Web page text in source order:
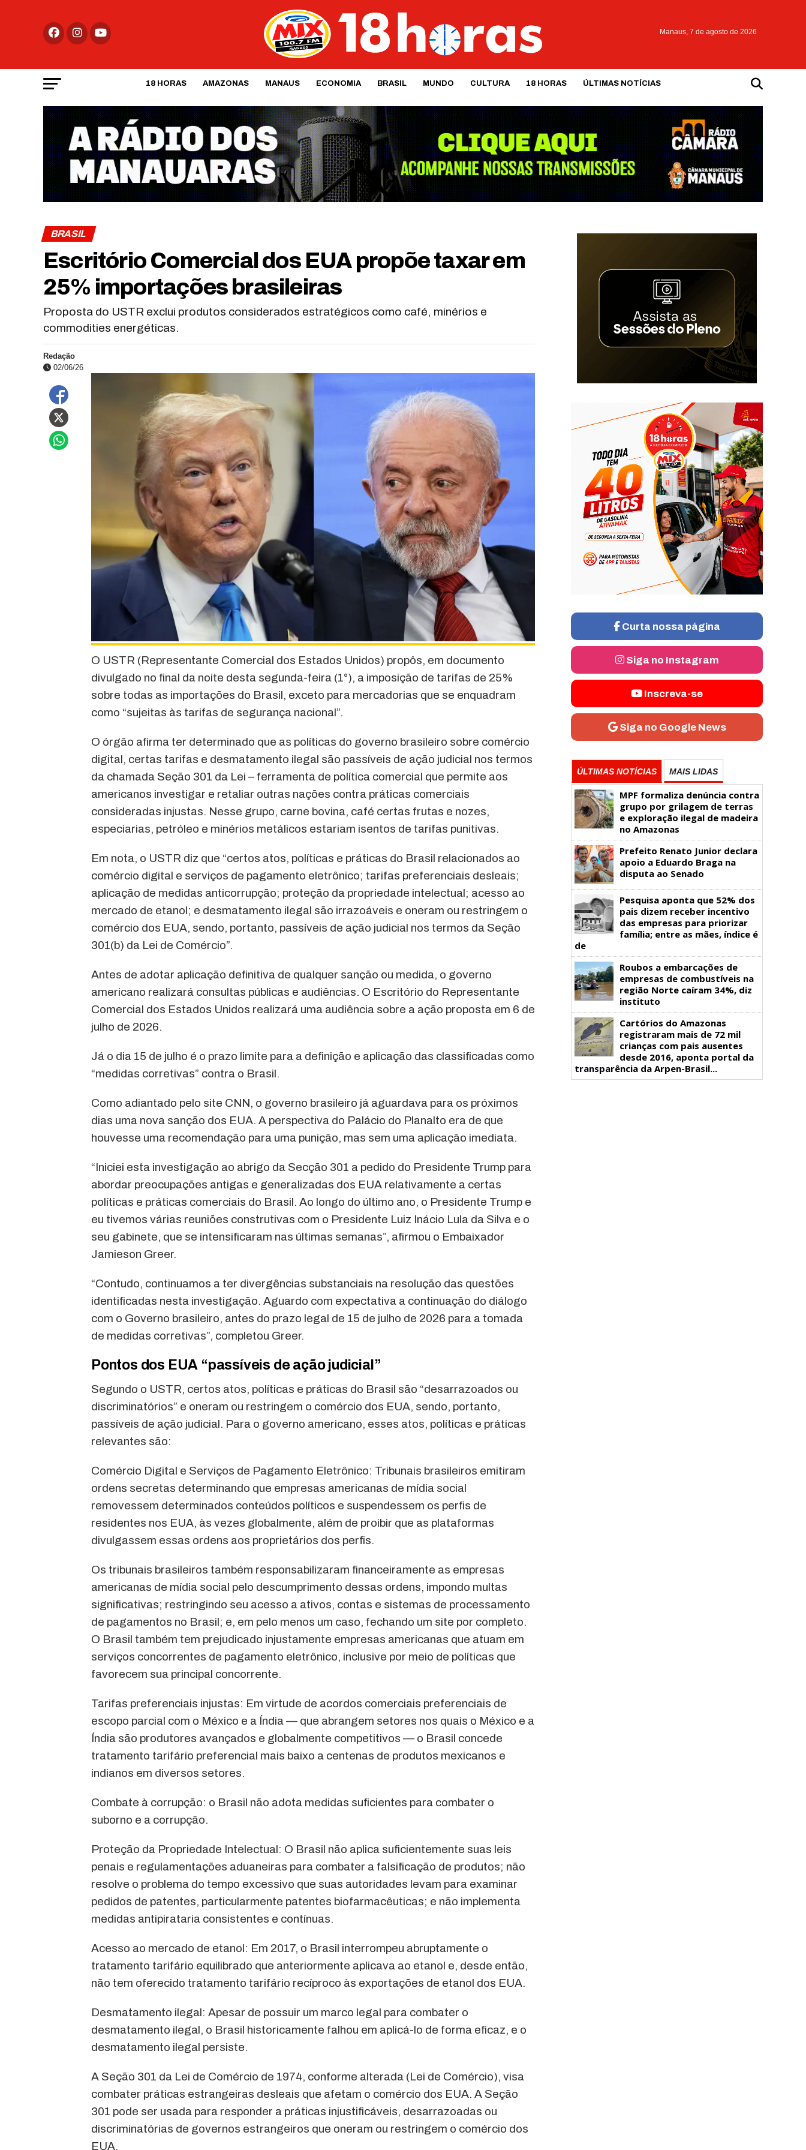
Manaus, 7 de agosto de 2026
18 HORAS AMAZONAS MANAUS ECONOMIA BRASIL MUNDO CULTURA 18 HORAS ÚLTIMAS NOTÍCIAS
BRASIL
Escritório Comercial dos EUA propõe taxar em
25% importações brasileiras
Proposta do USTR exclui produtos considerados estratégicos como café, minérios e
commodities energéticas.
Redação
02/06/26
O USTR (Representante Comercial dos Estados Unidos) propôs, em documento
divulgado no final da noite desta segunda-feira (1°), a imposição de tarifas de 25%
sobre todas as importações do Brasil, exceto para mercadorias que se enquadram
como “sujeitas às tarifas de segurança nacional”.
O órgão afirma ter determinado que as políticas do governo brasileiro sobre comércio
digital, certas tarifas e desmatamento ilegal são passíveis de ação judicial nos termos
da chamada Seção 301 da Lei – ferramenta de política comercial que permite aos
americanos investigar e retaliar outras nações contra práticas comerciais
consideradas injustas. Nesse grupo, carne bovina, café certas frutas e nozes,
especiarias, petróleo e minérios metálicos estariam isentos de tarifas punitivas.
Em nota, o USTR diz que “certos atos, políticas e práticas do Brasil relacionados ao
comércio digital e serviços de pagamento eletrônico; tarifas preferenciais desleais;
aplicação de medidas anticorrupção; proteção da propriedade intelectual; acesso ao
mercado de etanol; e desmatamento ilegal são irrazoáveis ​​e oneram ou restringem o
comércio dos EUA, sendo, portanto, passíveis de ação judicial nos termos da Seção
301(b) da Lei de Comércio”.
Antes de adotar aplicação definitiva de qualquer sanção ou medida, o governo
americano realizará consultas públicas e audiências. O Escritório do Representante
Comercial dos Estados Unidos realizará uma audiência sobre a ação proposta em 6 de
julho de 2026.
Já o dia 15 de julho é o prazo limite para a definição e aplicação das classificadas como
“medidas corretivas” contra o Brasil.
Como adiantado pelo site CNN, o governo brasileiro já aguardava para os próximos
dias uma nova sanção dos EUA. A perspectiva do Palácio do Planalto era de que
houvesse uma recomendação para uma punição, mas sem uma aplicação imediata.
“Iniciei esta investigação ao abrigo da Secção 301 a pedido do Presidente Trump para
abordar preocupações antigas e generalizadas dos EUA relativamente a certas
políticas e práticas comerciais do Brasil. Ao longo do último ano, o Presidente Trump e
eu tivemos várias reuniões construtivas com o Presidente Luiz Inácio Lula da Silva e o
seu gabinete, que se intensificaram nas últimas semanas”, afirmou o Embaixador
Jamieson Greer.
“Contudo, continuamos a ter divergências substanciais na resolução das questões
identificadas nesta investigação. Aguardo com expectativa a continuação do diálogo
com o Governo brasileiro, antes do prazo legal de 15 de julho de 2026 para a tomada
de medidas corretivas”, completou Greer.
Pontos dos EUA “passíveis de ação judicial”
Segundo o USTR, certos atos, políticas e práticas do Brasil são “desarrazoados ou
discriminatórios” e oneram ou restringem o comércio dos EUA, sendo, portanto,
passíveis de ação judicial. Para o governo americano, esses atos, políticas e práticas
relevantes são:
Comércio Digital e Serviços de Pagamento Eletrônico: Tribunais brasileiros emitiram
ordens secretas determinando que empresas americanas de mídia social
removessem determinados conteúdos políticos e suspendessem os perfis de
residentes nos EUA, às vezes globalmente, além de proibir que as plataformas
divulgassem essas ordens aos proprietários dos perfis.
Os tribunais brasileiros também responsabilizaram financeiramente as empresas
americanas de mídia social pelo descumprimento dessas ordens, impondo multas
significativas; restringindo seu acesso a ativos, contas e sistemas de processamento
de pagamentos no Brasil; e, em pelo menos um caso, fechando um site por completo.
O Brasil também tem prejudicado injustamente empresas americanas que atuam em
serviços concorrentes de pagamento eletrônico, inclusive por meio de políticas que
favorecem sua principal concorrente.
Tarifas preferenciais injustas: Em virtude de acordos comerciais preferenciais de
escopo parcial com o México e a Índia — que abrangem setores nos quais o México e a
Índia são produtores avançados e globalmente competitivos — o Brasil concede
tratamento tarifário preferencial mais baixo a centenas de produtos mexicanos e
indianos em diversos setores.
Combate à corrupção: o Brasil não adota medidas suficientes para combater o
suborno e a corrupção.
Proteção da Propriedade Intelectual: O Brasil não aplica suficientemente suas leis
penais e regulamentações aduaneiras para combater a falsificação de produtos; não
resolve o problema do tempo excessivo que suas autoridades levam para examinar
pedidos de patentes, particularmente patentes biofarmacêuticas; e não implementa
medidas antipirataria consistentes e contínuas.
Acesso ao mercado de etanol: Em 2017, o Brasil interrompeu abruptamente o
tratamento tarifário equilibrado que anteriormente aplicava ao etanol e, desde então,
não tem oferecido tratamento tarifário recíproco às exportações de etanol dos EUA.
Desmatamento ilegal: Apesar de possuir um marco legal para combater o
desmatamento ilegal, o Brasil historicamente falhou em aplicá-lo de forma eficaz, e o
desmatamento ilegal persiste.
A Seção 301 da Lei de Comércio de 1974, conforme alterada (Lei de Comércio), visa
combater práticas estrangeiras desleais que afetam o comércio dos EUA. A Seção
301 pode ser usada para responder a práticas injustificáveis, desarrazoadas ou
discriminatórias de governos estrangeiros que oneram ou restringem o comércio dos
EUA.
Curta nossa página
Siga no Instagram
Inscreva-se
Siga no Google News
ÚLTIMAS NOTÍCIAS MAIS LIDAS
MPF formaliza denúncia contra
grupo por grilagem de terras
e exploração ilegal de madeira
no Amazonas
Prefeito Renato Junior declara
apoio a Eduardo Braga na
disputa ao Senado
Pesquisa aponta que 52% dos
pais dizem receber incentivo
das empresas para priorizar
família; entre as mães, índice é
de
Roubos a embarcações de
empresas de combustíveis na
região Norte caíram 34%, diz
instituto
Cartórios do Amazonas
registraram mais de 72 mil
crianças com pais ausentes
desde 2016, aponta portal da
transparência da Arpen-Brasil...